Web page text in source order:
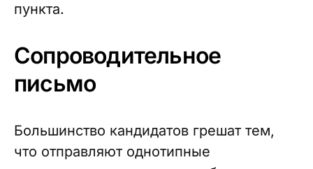
пункта.
Сопроводительное
письмо
Большинство кандидатов грешат тем,
что отправляют однотипные